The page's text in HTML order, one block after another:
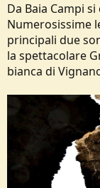
Da Baia Campi
Numerosissime
principali due
la spettacolare
bianca di